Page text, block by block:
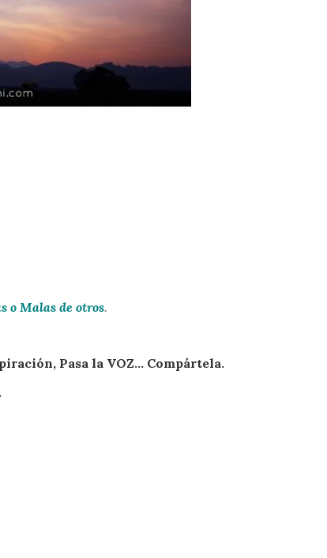
o Malas de otros.
Pasa la VOZ… Compártela.